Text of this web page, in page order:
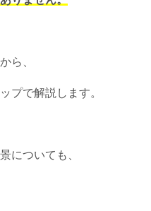
ら、
プで解説します。
についても、